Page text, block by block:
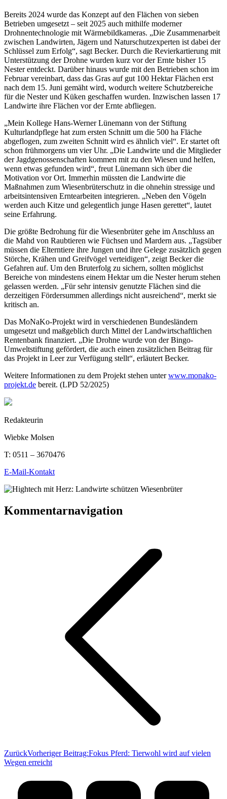
Bereits 2024 wurde das Konzept auf den Flächen von sieben
Betrieben umgesetzt – seit 2025 auch mithilfe moderner
Drohnentechnologie mit Wärmebildkameras. „Die Zusammenarbeit
zwischen Landwirten, Jägern und Naturschutzexperten ist dabei der
Schlüssel zum Erfolg“, sagt Becker. Durch die Revierkartierung mit
Unterstützung der Drohne wurden kurz vor der Ernte bisher 15
Nester entdeckt. Darüber hinaus wurde mit den Betrieben schon im
Februar vereinbart, dass das Gras auf gut 100 Hektar Flächen erst
nach dem 15. Juni gemäht wird, wodurch weitere Schutzbereiche
für die Nester und Küken geschaffen wurden. Inzwischen lassen 17
Landwirte ihre Flächen vor der Ernte abfliegen.
„Mein Kollege Hans-Werner Lünemann von der Stiftung
Kulturlandpflege hat zum ersten Schnitt um die 500 ha Fläche
abgeflogen, zum zweiten Schnitt wird es ähnlich viel“. Er startet oft
schon frühmorgens um vier Uhr. „Die Landwirte und die Mitglieder
der Jagdgenossenschaften kommen mit zu den Wiesen und helfen,
wenn etwas gefunden wird“, freut Lünemann sich über die
Motivation vor Ort. Immerhin müssten die Landwirte die
Maßnahmen zum Wiesenbrüterschutz in die ohnehin stressige und
arbeitsintensiven Erntearbeiten integrieren. „Neben den Vögeln
werden auch Kitze und gelegentlich junge Hasen gerettet“, lautet
seine Erfahrung.
Die größte Bedrohung für die Wiesenbrüter gehe im Anschluss an
die Mahd von Raubtieren wie Füchsen und Mardern aus. „Tagsüber
müssen die Elterntiere ihre Jungen und ihre Gelege zusätzlich gegen
Störche, Krähen und Greifvögel verteidigen“, zeigt Becker die
Gefahren auf. Um den Bruterfolg zu sichern, sollten möglichst
Bereiche von mindestens einem Hektar um die Nester herum stehen
gelassen werden. „Für sehr intensiv genutzte Flächen sind die
derzeitigen Fördersummen allerdings nicht ausreichend“, merkt sie
kritisch an.
Das MoNaKo-Projekt wird in verschiedenen Bundesländern
umgesetzt und maßgeblich durch Mittel der Landwirtschaftlichen
Rentenbank finanziert. „Die Drohne wurde von der Bingo-
Umweltstiftung gefördert, die auch einen zusätzlichen Beitrag für
das Projekt in Leer zur Verfügung stellt“, erläutert Becker.
Weitere Informationen zu dem Projekt stehen unterwww.monako-
projekt.de bereit. (LPD 52/2025)
Redakteurin
Wiebke Molsen
T: 0511 – 3670476
E-Mail-Kontakt
Kommentarnavigation
ZurückVorheriger Beitrag:Fokus Pferd: Tierwohl wird auf vielen
Wegen erreicht